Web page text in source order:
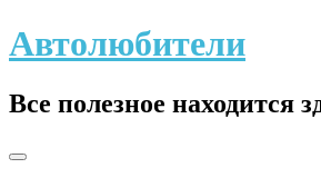
Skip
to
Автолюбители
Все полезное находится